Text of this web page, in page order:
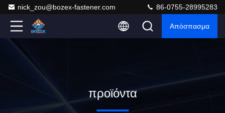
nick_zou@bozex-fastener.com 86-0755-28995283
Απόσπασμα
προϊόντα